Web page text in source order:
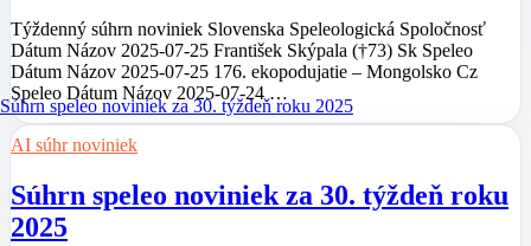
Týždenný súhrn noviniek Slovenska Speleologická Spoločnosť
Dátum Názov 2025-07-25 František Skýpala (†73) Sk Speleo
Dátum Názov 2025-07-25 176. ekopodujatie – Mongolsko Cz
Speleo Dátum Názov 2025-07-24 …
AI súhr noviniek
Súhrn speleo noviniek za 30. týždeň roku
2025